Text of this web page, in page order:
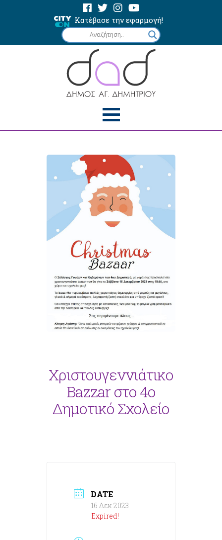
Κατέβασε την εφαρμογή!
Χριστουγεννιάτικο
Bazzar στο 4ο
Δημοτικό Σχολείο
DATE
16 Δεκ 2023
Expired!